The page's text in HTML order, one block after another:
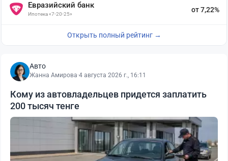
Евразийский банк
Ипотека «7-20-25»
от 7,22%
Открыть полный рейтинг →
Авто
Жанна Амирова·4 августа 2026 г., 16:11
Кому из автовладельцев придется заплатить
200 тысяч тенге